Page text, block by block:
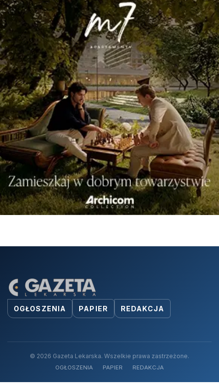
OGŁOSZENIA PAPIER REDAKCJA
© 2026 Gazeta Lekarska. Wszelkie prawa zastrzeżone.
OGŁOSZENIA PAPIER REDAKCJA